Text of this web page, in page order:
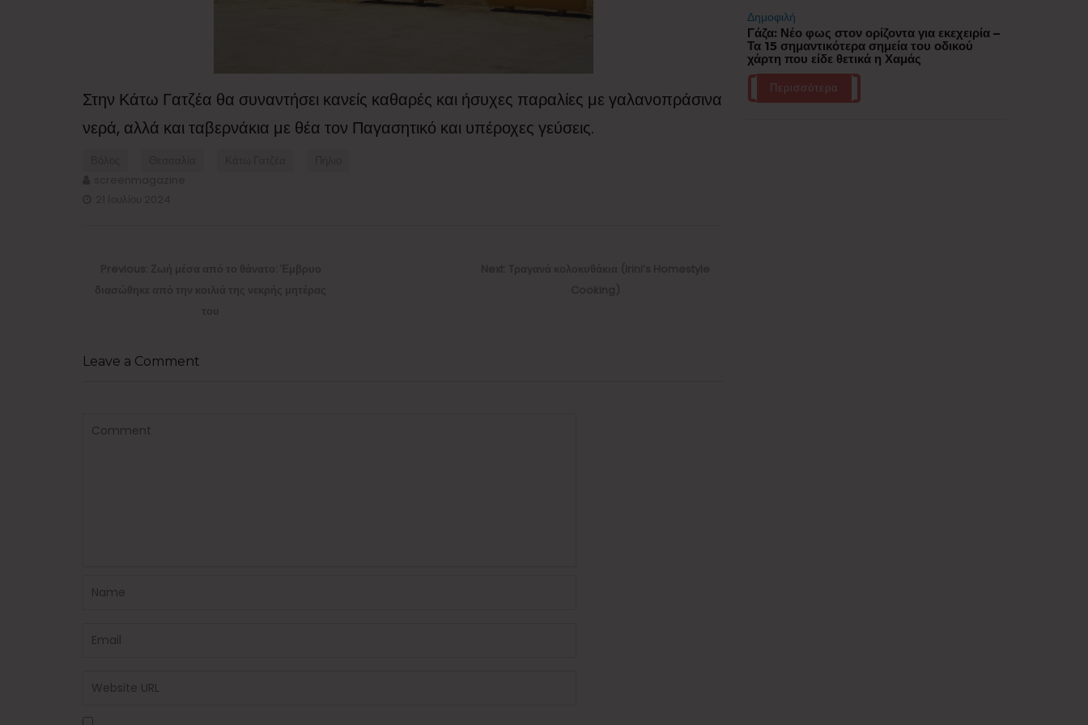
Στην Κάτω Γατζέα θα συναντήσει κανείς καθαρές και ήσυχες παραλίες με γαλανοπράσινα
νερά, αλλά και ταβερνάκια με θέα τον Παγασητικό και υπέροχες γεύσεις.
Leave a Comment
Δημοφιλή
Γάζα: Νέο φως στον ορίζοντα για εκεχειρία –
Τα 15 σημαντικότερα σημεία του οδικού
χάρτη που είδε θετικά η Χαμάς
Περισσότερα